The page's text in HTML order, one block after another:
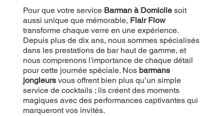
Pour que votre Prestation Barmansoit aussi
unique que mémorable,Flair Flowtransforme
chaque verre en une expérience. Depuis plus de
dix ans, nous sommes spécialisés dans les
prestations de bar haut de gamme, et nous
comprenons l'importance de chaque détail pour
cette journée spéciale. Nos barmans jongleurs
vous offrent bien plus qu’un simple service de
cocktails ; ils créent des moments magiques avec
des performances captivantes qui marqueront vos
invités.
Pour que votre service Barman à Domicilesoit
aussi unique que mémorable, Flair Flow
transforme chaque verre en une expérience.
Depuis plus de dix ans, nous sommes spécialisés
dans les prestations de bar haut de gamme, et
nous comprenons l'importance de chaque détail
pour cette journée spéciale. Nos barmans
jongleursvous offrent bien plus qu’un simple
service de cocktails ; ils créent des moments
magiques avec des performances captivantes qui
marqueront vos invités.